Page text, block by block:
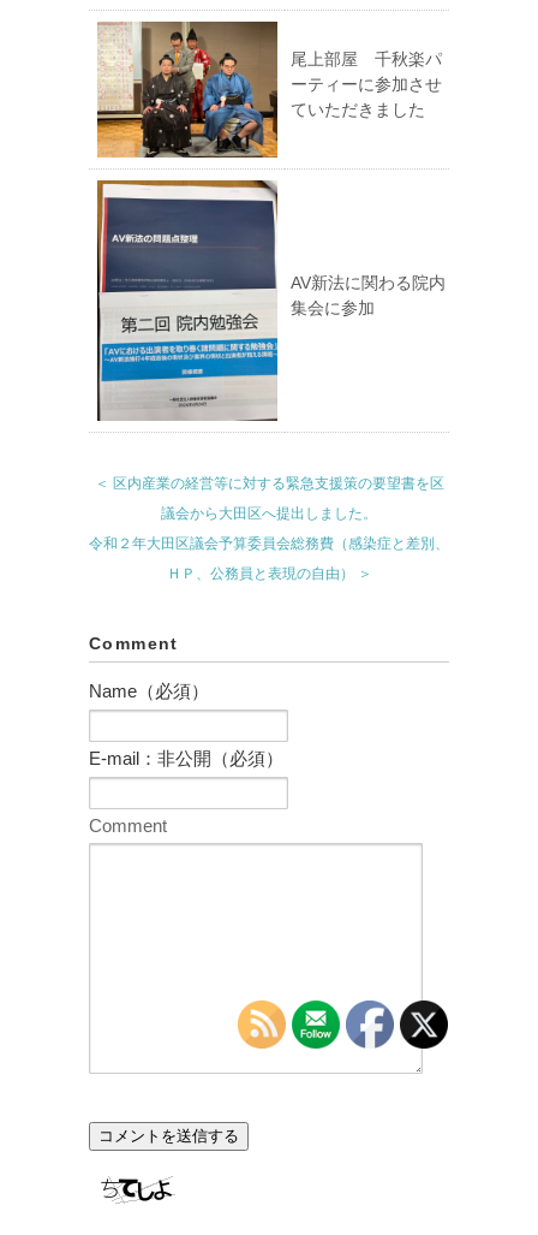
尾上部屋 千秋楽パ
ーティーに参加させ
ていただきました
AV新法に関わる院内
集会に参加
＜ 区内産業の経営等に対する緊急支援策の要望書を区
議会から大田区へ提出しました。
令和２年大田区議会予算委員会総務費（感染症と差別、
ＨＰ、公務員と表現の自由） ＞
Comment
Name（必須）
E-mail：非公開（必須）
Comment